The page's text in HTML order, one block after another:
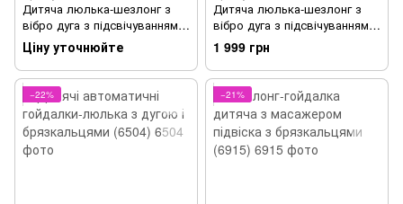
Дитяча люлька-шезлонг з
вібро дуга з підсвічуванням
(6316)
Ціну уточнюйте
Дитяча люлька-шезлонг з
вібро дуга з підсвічуванням
(6318)
1 999 грн
−22% −21%